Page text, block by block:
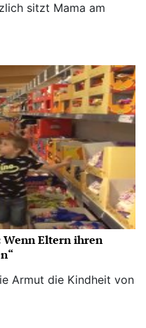
sitzt Mama am
Wenn Eltern ihren
Armut die Kindheit von